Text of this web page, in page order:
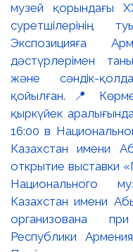
музей қорындағы
суретшілерінің
Экспозицияға
дәстүрлерімен
және сәндік-
қойылған. 📍
қыркүйек
16:00 в
Казахстан имени
открытие выставки
Национального
Казахстан имени
организована
Республики